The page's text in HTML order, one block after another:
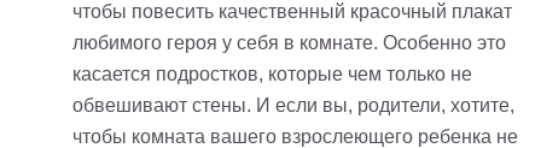
чтобы повесить качественный красочный плакат
любимого героя у себя в комнате. Особенно это
касается подростков, которые чем только не
обвешивают стены. И если вы, родители, хотите,
чтобы комната вашего взрослеющего ребенка не